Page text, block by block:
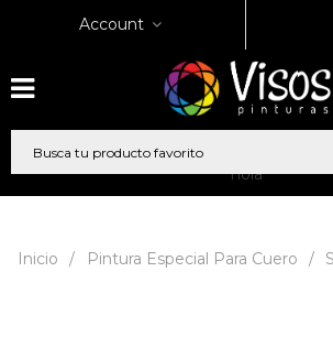
Account
hola
Inicio / Pintura Especial Para Cuero /